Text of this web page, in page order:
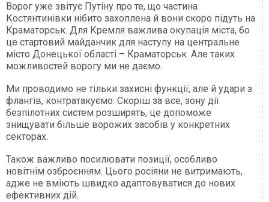
Ворог уже звітує Путіну про те, що частина
Костянтинівки нібито захоплена й вони скоро підуть на
Краматорськ. Для Кремля важлива окупація міста, бо
це стартовий майданчик для наступу на центральне
місто Донецької області – Краматорськ. Але таких
можливостей ворогу ми не даємо.
Ми проводимо не тільки захисні функції, але й удари з
флангів, контратакуємо. Скоріш за все, зону дії
безпілотних систем розширять, це допоможе
знищувати більше ворожих засобів у конкретних
секторах.
Також важливо посилювати позиції, особливо
новітнім озброєнням. Цього росіяни не витримають,
адже не вміють швидко адаптовуватися до нових
ефективних дій.